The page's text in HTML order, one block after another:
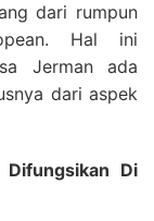
dari rumpun
Hal ini
Jerman ada
dari aspek
Difungsikan Di